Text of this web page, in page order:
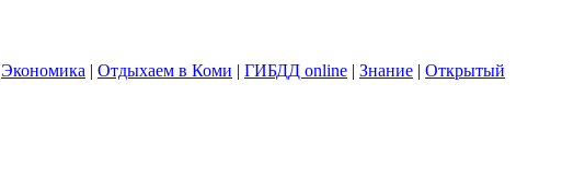
Экономика | Отдыхаем в Коми | ГИБДД online | Знание | Открытый